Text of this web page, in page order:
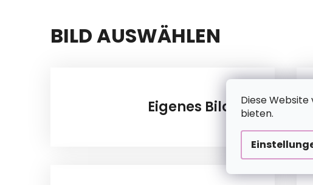
Diese
bieten.
BILD AUSWÄHLEN
Eigenes Bild